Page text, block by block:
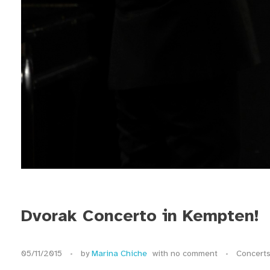
Dvorak Concerto in Kempten!
05/11/2015 by Marina Chiche with no comment Concerts